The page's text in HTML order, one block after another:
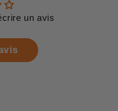
un avis